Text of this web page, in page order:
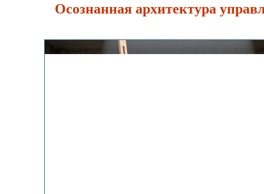
Осознанная архитектура